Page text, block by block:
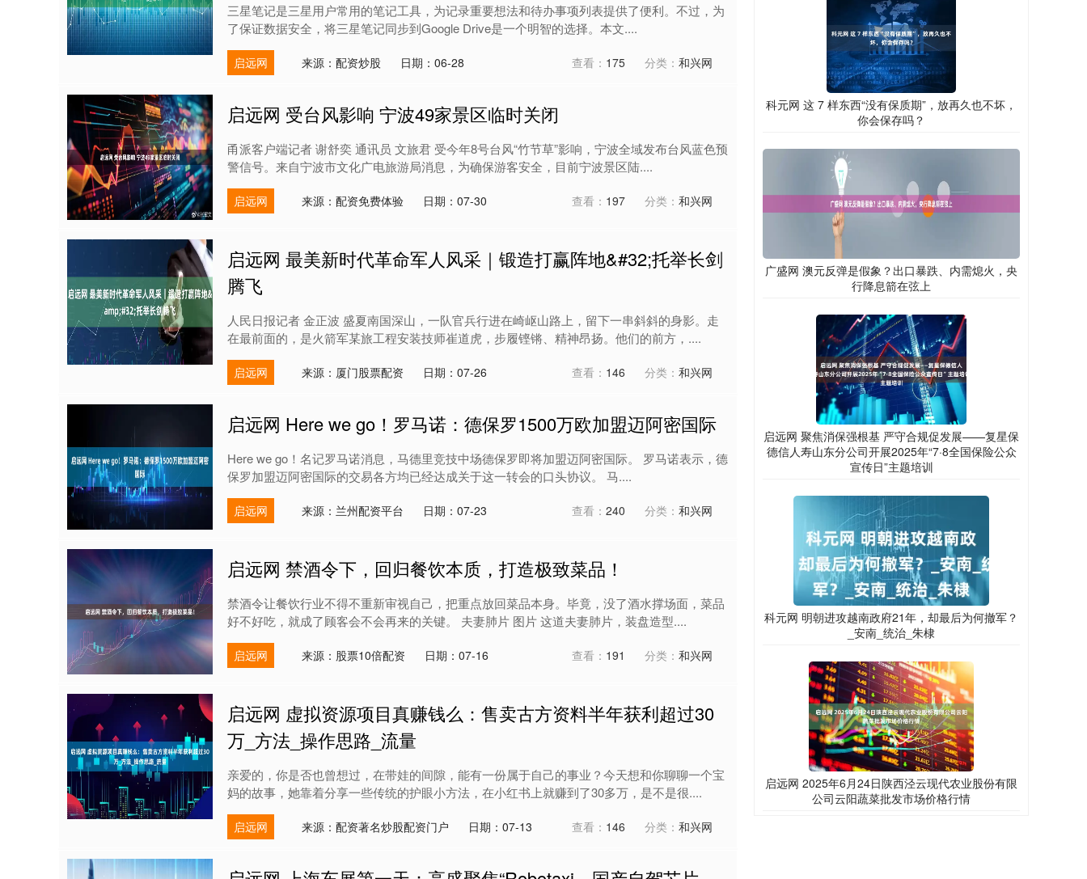
三星笔记是三星用户常用的笔记工具，为记录重要想法和待办事项列表提供了便利。不过，为
了保证数据安全，将三星笔记同步到Google Drive是一个明智的选择。本文....
启远网 来源：配资炒股 日期：06-28 查看： 175 分类： 和兴网
启远网 受台风影响 宁波49家景区临时关闭
甬派客户端记者 谢舒奕 通讯员 文旅君 受今年8号台风“竹节草”影响，宁波全域发布台风蓝色预
警信号。来自宁波市文化广电旅游局消息，为确保游客安全，目前宁波景区陆....
启远网 来源：配资免费体验 日期：07-30 查看： 197 分类： 和兴网
启远网 最美新时代革命军人风采｜锻造打赢阵地&#32;托举长剑
腾飞
人民日报记者 金正波 盛夏南国深山，一队官兵行进在崎岖山路上，留下一串斜斜的身影。走
在最前面的，是火箭军某旅工程安装技师崔道虎，步履铿锵、精神昂扬。他们的前方，....
启远网 来源：厦门股票配资 日期：07-26 查看： 146 分类： 和兴网
启远网 Here we go！罗马诺：德保罗1500万欧加盟迈阿密国际
Here we go！名记罗马诺消息，马德里竞技中场德保罗即将加盟迈阿密国际。 罗马诺表示，德
保罗加盟迈阿密国际的交易各方均已经达成关于这一转会的口头协议。 马....
启远网 来源：兰州配资平台 日期：07-23 查看： 240 分类： 和兴网
启远网 禁酒令下，回归餐饮本质，打造极致菜品！
禁酒令让餐饮行业不得不重新审视自己，把重点放回菜品本身。毕竟，没了酒水撑场面，菜品
好不好吃，就成了顾客会不会再来的关键。 夫妻肺片 图片 这道夫妻肺片，装盘造型....
启远网 来源：股票10倍配资 日期：07-16 查看： 191 分类： 和兴网
启远网 虚拟资源项目真赚钱么：售卖古方资料半年获利超过30
万_方法_操作思路_流量
亲爱的，你是否也曾想过，在带娃的间隙，能有一份属于自己的事业？今天想和你聊聊一个宝
妈的故事，她靠着分享一些传统的护眼小方法，在小红书上就赚到了30多万，是不是很....
启远网 来源：配资著名炒股配资门户 日期：07-13 查看： 146 分类： 和兴网
科元网 这 7 样东西“没有保质期”，放再久也不坏，
你会保存吗？
广盛网 澳元反弹是假象？出口暴跌、内需熄火，央
行降息箭在弦上
启远网 聚焦消保强根基 严守合规促发展——复星保
德信人寿山东分公司开展2025年“7·8全国保险公众
宣传日”主题培训
科元网 明朝进攻越南政府21年，却最后为何撤军？
_安南_统治_朱棣
启远网 2025年6月24日陕西泾云现代农业股份有限
公司云阳蔬菜批发市场价格行情